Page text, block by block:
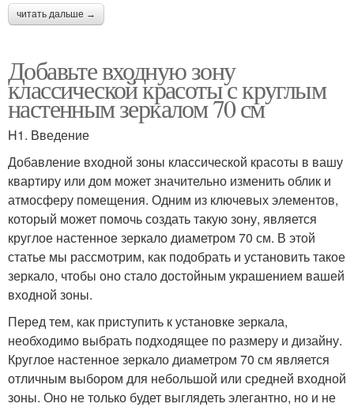
читать дальше →
Добавьте входную зону
классической красоты с круглым
настенным зеркалом 70 см
H1. Введение
Добавление входной зоны классической красоты в вашу
квартиру или дом может значительно изменить облик и
атмосферу помещения. Одним из ключевых элементов,
который может помочь создать такую зону, является
круглое настенное зеркало диаметром 70 см. В этой
статье мы рассмотрим, как подобрать и установить такое
зеркало, чтобы оно стало достойным украшением вашей
входной зоны.
Перед тем, как приступить к установке зеркала,
необходимо выбрать подходящее по размеру и дизайну.
Круглое настенное зеркало диаметром 70 см является
отличным выбором для небольшой или средней входной
зоны. Оно не только будет выглядеть элегантно, но и не